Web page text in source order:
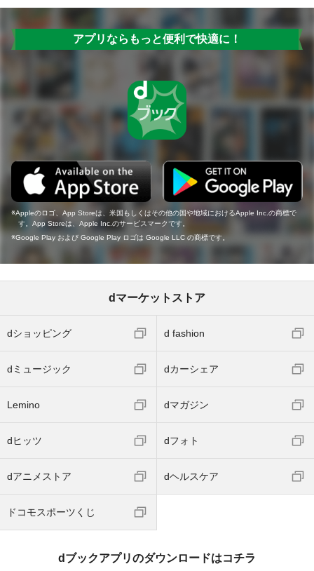
アプリならもっと便利で快適に！
Appleのロゴ、App Storeは、米国もしくはその他の国や地域におけるApple Inc.の商標で
す。App Storeは、Apple Inc.のサービスマークです。
Google Play および Google Play ロゴは Google LLC の商標です。
dマーケットストア
dショッピング d fashion
dミュージック dカーシェア
Lemino dマガジン
dヒッツ dフォト
dアニメストア dヘルスケア
ドコモスポーツくじ
dブックアプリのダウンロードはコチラ